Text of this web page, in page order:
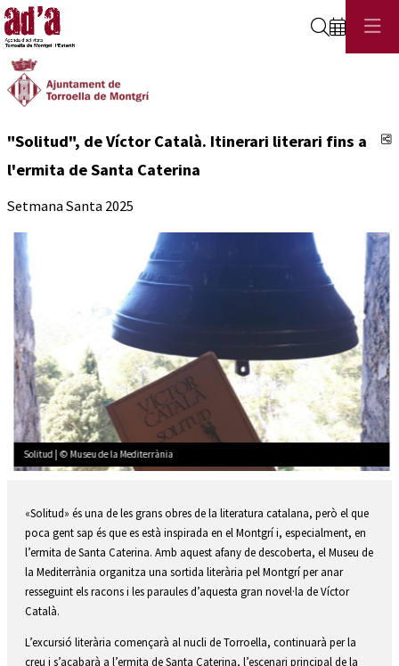
Cerca
"Solitud", de Víctor Català. Itinerari literari fins a
l'ermita de Santa Caterina
Setmana Santa 2025
Solitud | © Museu de la Mediterrània
«Solitud» és una de les grans obres de la literatura catalana, però el que
poca gent sap és que es està inspirada en el Montgrí i, especialment, en
l’ermita de Santa Caterina. Amb aquest afany de descoberta, el Museu de
la Mediterrània organitza una sortida literària pel Montgrí per anar
resseguint els racons i les paraules d’aquesta gran novel·la de Víctor
Català.
L’excursió literària començarà al nucli de Torroella, continuarà per la
creu i s’acabarà a l’ermita de Santa Caterina, l’escenari principal de la